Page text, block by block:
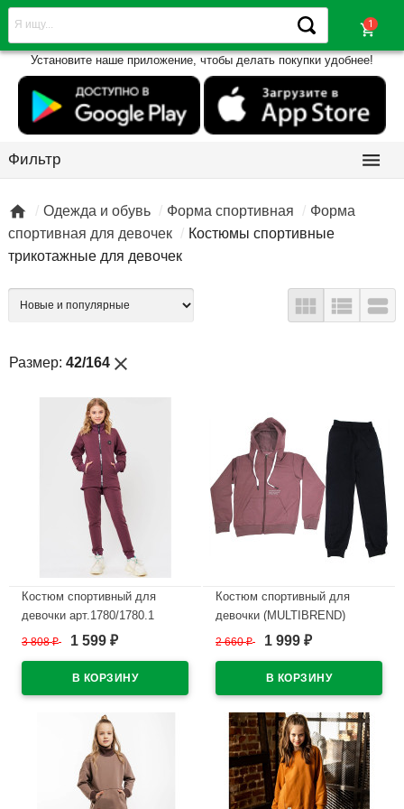
shopping_cart
Установите наше приложение, чтобы делать покупки удобнее!
Фильтр 
 Одежда и обувь Форма спортивная
Форма
спортивная для девочек
Костюмы спортивные
трикотажные для девочек
  
Размер: 42/164 close
Костюм спортивный для
девочки арт.1780/1780.1
размер 32/128-46/170
3 808₽ 1 599 ₽
Костюм спортивный для
девочки (MULTIBREND)
арт.19520B-141 размер
цвет фиолетовый
2 660₽ 1 999 ₽